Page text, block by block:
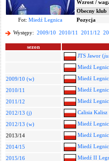
Wzrost /
Obecny klub
Fot: Miedź Legnica Pozycja
Występy: 2009/10 2010/11 2011/12
sezon
JTS Jawor (
Miedź
2009/10 (w)
Miedź
2010/11
Miedź
2011/12
Miedź
2012/13 (j)
Calisia Kalisz
2012/13 (w)
Miedź
2013/14
Miedź
2014/15
Miedź
2015/16
Miedź II